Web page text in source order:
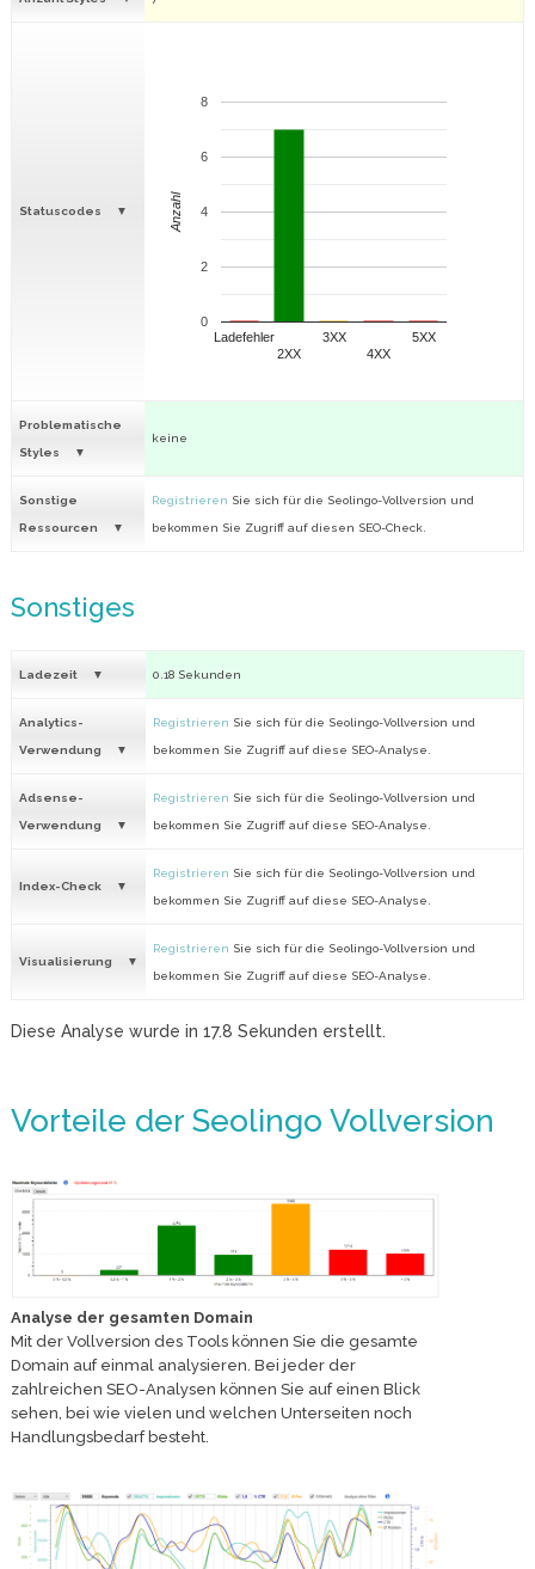
Statuscodes
Ladefehler
2XX
3XX
4XX
5XX
0
2
4
6
8
Anzahl
Problematische
Styles
keine
Sonstige
Ressourcen
Registrieren Sie sich für die Seolingo-Vollversion und
bekommen Sie Zugriff auf diesen SEO-Check.
Sonstiges
Ladezeit 0.18 Sekunden
Analytics-
Verwendung
Registrieren Sie sich für die Seolingo-Vollversion und
bekommen Sie Zugriff auf diese SEO-Analyse.
Adsense-
Verwendung
Registrieren Sie sich für die Seolingo-Vollversion und
bekommen Sie Zugriff auf diese SEO-Analyse.
Index-Check
Registrieren Sie sich für die Seolingo-Vollversion und
bekommen Sie Zugriff auf diese SEO-Analyse.
Visualisierung
Registrieren Sie sich für die Seolingo-Vollversion und
bekommen Sie Zugriff auf diese SEO-Analyse.
Diese Analyse wurde in 17.8 Sekunden erstellt.
Vorteile der Seolingo Vollversion
Analyse der gesamten Domain
Mit der Vollversion des Tools können Sie die gesamte
Domain auf einmal analysieren. Bei jeder der
zahlreichen SEO-Analysen können Sie auf einen Blick
sehen, bei wie vielen und welchen Unterseiten noch
Handlungsbedarf besteht.